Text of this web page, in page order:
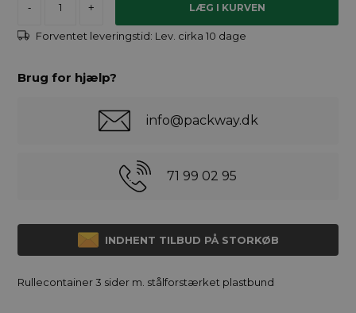
- +
Forventet leveringstid: Lev. cirka 10 dage
Brug for hjælp?
info@packway.dk
71 99 02 95
INDHENT TILBUD PÅ STORKØB
Rullecontainer 3 sider m. stålforstærket plastbund